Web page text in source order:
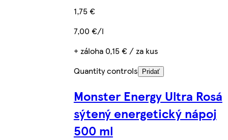
1,75 €
7,00 €/l
+ záloha 0,15 € / za kus
Quantity controls
Pridať
Monster Energy Ultra Rosá
sýtený energetický nápoj
500 ml